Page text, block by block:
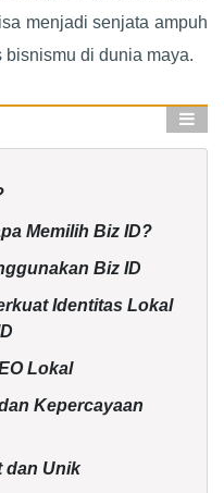
menjadi senjata ampuh
di dunia maya.
Memilih Biz ID?
Biz ID
Identitas Lokal
Lokal
Kepercayaan
dan Unik